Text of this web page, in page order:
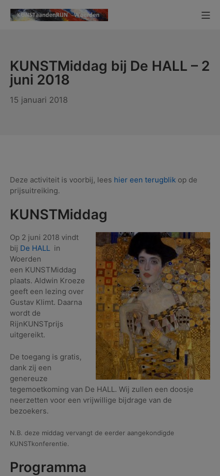
naar
KUNSTMiddag bij De HALL – 2
juni 2018
15 januari 2018
Deze activiteit is voorbij, lees hier een terugblik op de
prijsuitreiking.
KUNSTMiddag
Op 2 juni 2018 vindt
bij De HALL in
Woerden
een KUNSTMiddag
plaats. Aldwin Kroeze
geeft een lezing over
Gustav Klimt. Daarna
wordt de
RijnKUNSTprijs
uitgereikt.
De toegang is gratis,
dank zij een
genereuze
tegemoetkoming van De HALL. Wij zullen een doosje
neerzetten voor een vrijwillige bijdrage van de
bezoekers.
N.B. deze middag vervangt de eerder aangekondigde
KUNSTkonferentie.
Programma